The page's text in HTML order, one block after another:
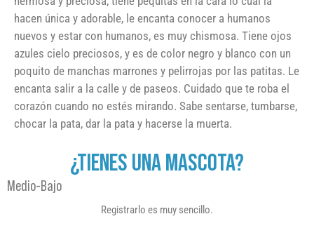
hacen única y adorable, le encanta conocer a humanos
nuevos y estar con humanos, es muy chismosa. Tiene ojos
azules cielo preciosos, y es de color negro y blanco con un
poquito de manchas marrones y pelirrojas por las patitas. Le
encanta salir a la calle y de paseos. Cuidado que te roba el
corazón cuando no estés mirando. Sabe sentarse, tumbarse,
chocar la pata, dar la pata y hacerse la muerta.
¿TIENES UNA MASCOTA?
Medio-Bajo
Registrarlo es muy sencillo.